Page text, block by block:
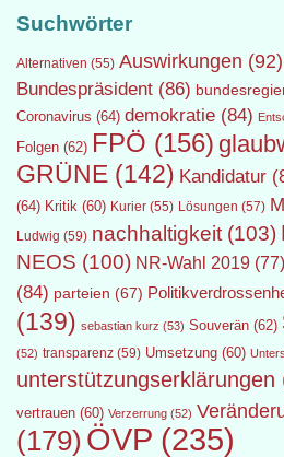
Suchwörter
Alternativen (55) Auswirkungen (92)
Bundespräsident (86)
Coronavirus (64) demokratie (84)
Folgen (62) FPÖ (156)
GRÜNE (142) Kandidatur
(64) Kritik (60) Kurier (55) Lösungen (57)
Ludwig (59) nachhaltigkeit (103)
NEOS (100) NR-Wahl 2019 (77)
(84) parteien (67)
(139) sebastian kurz (53) Souverän (62)
(52) transparenz (59) Umsetzung (60)
unterstützungserklärungen
vertrauen (60) Verzerrung (52)
(179) ÖVP (235)